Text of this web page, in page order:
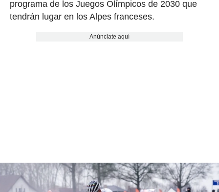
programa de los Juegos Olímpicos de 2030 que
tendrán lugar en los Alpes franceses.
Anúnciate aquí